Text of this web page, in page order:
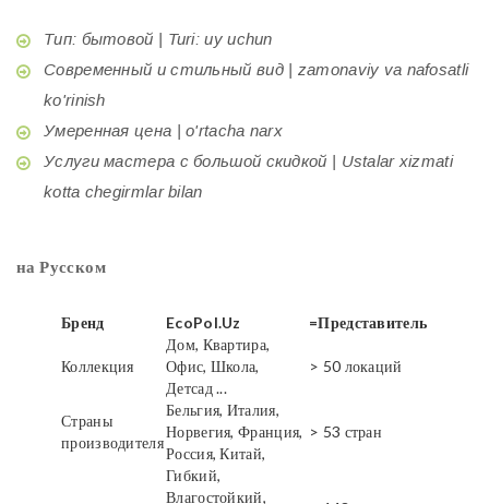
Тип: бытовой | Turi: uy uchun
Современный и стильный вид | zamonaviy va nafosatli
ko'rinish
Умеренная цена | o'rtacha narx
Услуги мастера с большой скидкой | Ustalar xizmati
kotta chegirmlar bilan
на Русском
Бренд EcoPol.Uz =Представитель
Коллекция
Дом, Квартира,
Офис, Школа,
Детсад ...
> 50 локаций
Страны
производителя
Бельгия, Италия,
Норвегия, Франция,
Россия, Китай,
> 53 стран
Гибкий,
Влагостойкий,